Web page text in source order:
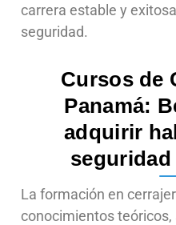
carrera estable y
seguridad.
Cursos de
Panamá:
adquirir
La formación en
conocimientos